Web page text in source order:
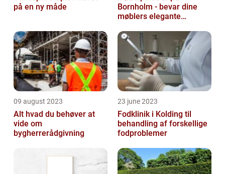
på en ny måde
Bornholm - bevar dine
møblers elegante
09 august 2023
Alt hvad du behøver at
vide om
bygherrerådgivning
23 june 2023
Fodklinik i Kolding til
behandling af forskellige
fodproblemer